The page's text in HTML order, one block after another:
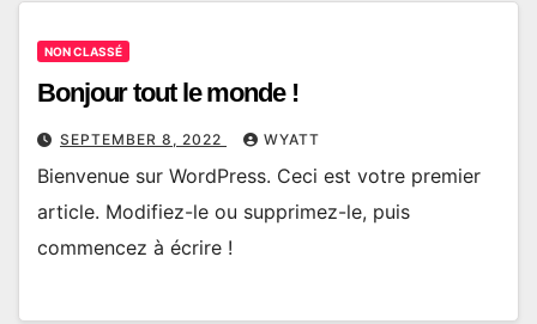
NON CLASSÉ
Bonjour tout le monde !
SEPTEMBER 8, 2022 WYATT
Bienvenue sur WordPress. Ceci est votre premier
article. Modifiez-le ou supprimez-le, puis
commencez à écrire !